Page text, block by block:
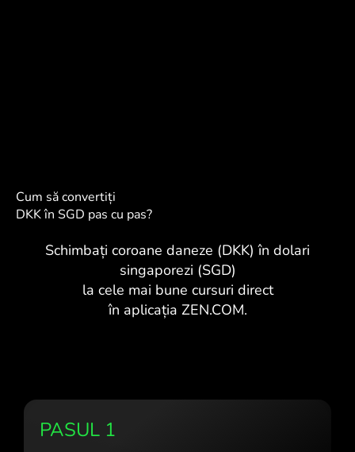
Cum să convertiți
DKK în SGD pas cu pas?
Schimbați coroane daneze (DKK) în dolari
singaporezi (SGD)
la cele mai bune cursuri direct
în aplicația ZEN.COM.
PASUL 1